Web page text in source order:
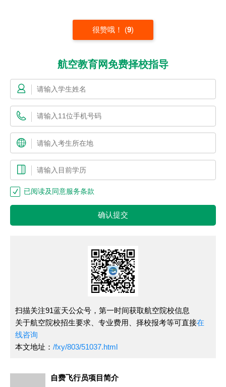
很赞哦！ (9)
航空教育网免费择校指导
已阅读及同意服务条款
确认提交
扫描关注91蓝天公众号，第一时间获取航空院校信息
关于航空院校招生要求、专业费用、择校报考等可直接在
线咨询
本文地址： /fxy/803/51037.html
自费飞行员项目简介